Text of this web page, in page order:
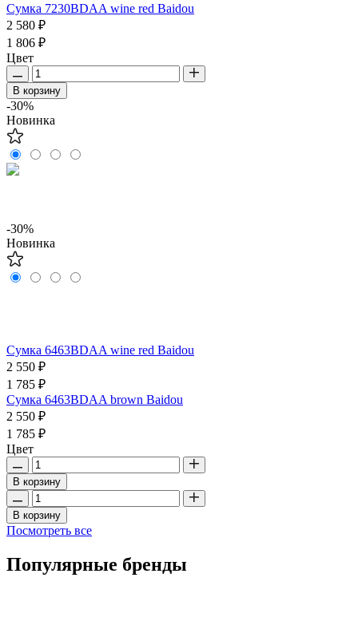
Сумка 7230BDAA wine red Baidou
2 580 ₽
1 806 ₽
Цвет
В корзину
-30%
Новинка
-30%
Новинка
Сумка 6463BDAA wine red Baidou
2 550 ₽
1 785 ₽
Сумка 6463BDAA brown Baidou
2 550 ₽
1 785 ₽
Цвет
В корзину
В корзину
Посмотреть все
Популярные бренды